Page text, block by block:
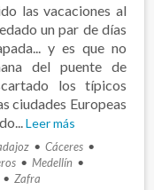
las vacaciones al
un par de días
y es que no
del puente de
los típicos
ciudades Europeas
Leer más
Cáceres
Medellín
Zafra